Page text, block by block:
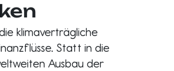
klimaverträgliche
Statt in die
Ausbau der